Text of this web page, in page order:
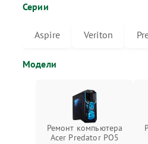
Серии
Aspire Veriton
Модели
Ремонт компьютера
Acer Predator PO5